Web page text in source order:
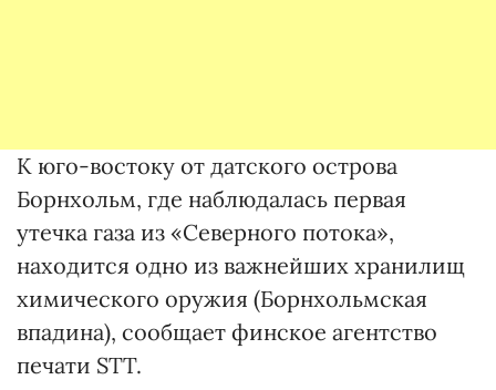
К юго-востоку от датского острова
Борнхольм, где наблюдалась первая
утечка газа из «Северного потока»,
находится одно из важнейших хранилищ
химического оружия (Борнхольмская
впадина), сообщает финское агентство
печати STT.